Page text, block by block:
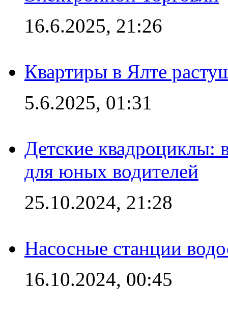
16.6.2025, 21:26
Квартиры в Ялте
5.6.2025, 01:31
Детские квадроциклы:
для юных водителей
25.10.2024, 21:28
Насосные станции
16.10.2024, 00:45